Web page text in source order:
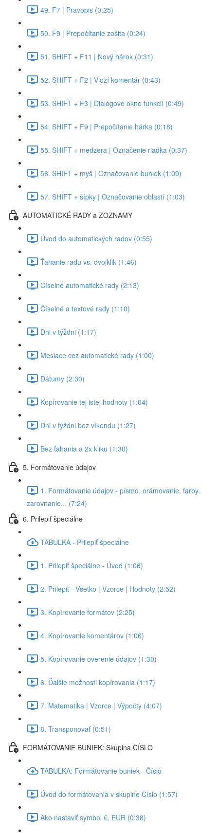
49. F7 | Pravopis (0:25)
50. F9 | Prepočítanie zošita (0:24)
51. SHIFT + F11 | Nový hárok (0:31)
52. SHIFT + F2 | Vloží komentár (0:43)
53. SHIFT + F3 | Dialógové okno funkcií (0:49)
54. SHIFT + F9 | Prepočítanie hárka (0:18)
55. SHIFT + medzera | Označenie riadka (0:37)
56. SHIFT + myš | Označovanie buniek (1:09)
57. SHIFT + šípky | Označovanie oblastí (1:03)
AUTOMATICKÉ RADY a ZOZNAMY
Úvod do automatických radov (0:55)
Ťahanie radu vs. dvojklik (1:46)
Číselné automatické rady (2:13)
Číselné a textové rady (1:10)
Dni v týždni (1:17)
Mesiace cez automatické rady (1:00)
Dátumy (2:30)
Kopírovanie tej istej hodnoty (1:04)
Dni v týždni bez víkendu (1:27)
Bez ťahania a 2x kliku (1:30)
5. Formátovanie údajov
1. Formátovanie údajov - písmo, orámovanie, farby,
zarovnanie... (7:24)
6. Prilepiť špeciálne
TABUĽKA - Prilepiť špeciálne
1. Prilepiť špeciálne - Úvod (1:06)
2. Prilepiť - Všetko | Vzorce | Hodnoty (2:52)
3. Kopírovanie formátov (2:25)
4. Kopírovanie komentárov (1:06)
5. Kopírovanie overenie údajov (1:30)
6. Ďalšie možnosti kopírovania (1:17)
7. Matematika | Vzorce | Výpočty (4:07)
8. Transponovať (0:51)
FORMÁTOVANIE BUNIEK: Skupina ČÍSLO
TABUĽKA: Formátovanie buniek - Číslo
Úvod do formátovania v skupine Číslo (1:57)
Ako nastaviť symbol €, EUR (0:38)